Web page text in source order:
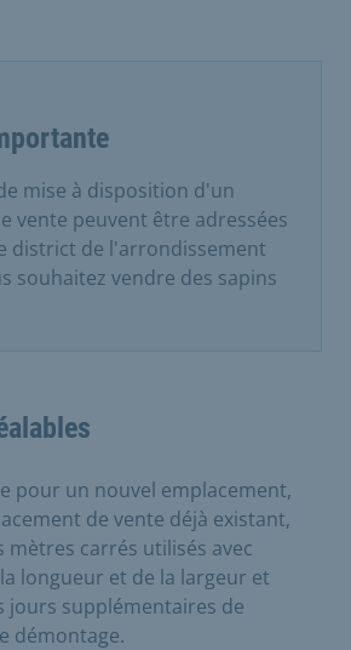
mise à disposition d'un
vente peuvent être adressées
district de l'arrondissement
souhaitez vendre des sapins
pour un nouvel emplacement,
de vente déjà existant,
mètres carrés utilisés avec
longueur et de la largeur et
jours supplémentaires de
démontage.